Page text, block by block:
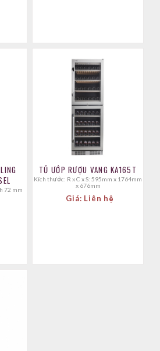
TỦ ƯỚP RƯỢU VANG KA165T
Kích thước: R x C x S: 595mm x 1764mm
x 676mm
Giá: Liên hệ